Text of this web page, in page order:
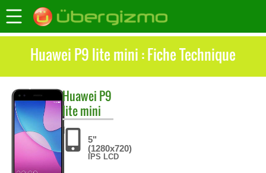
Huawei P9 lite mini : Fiche Technique
Huawei P9
lite mini
5"
(1280x720)
IPS LCD